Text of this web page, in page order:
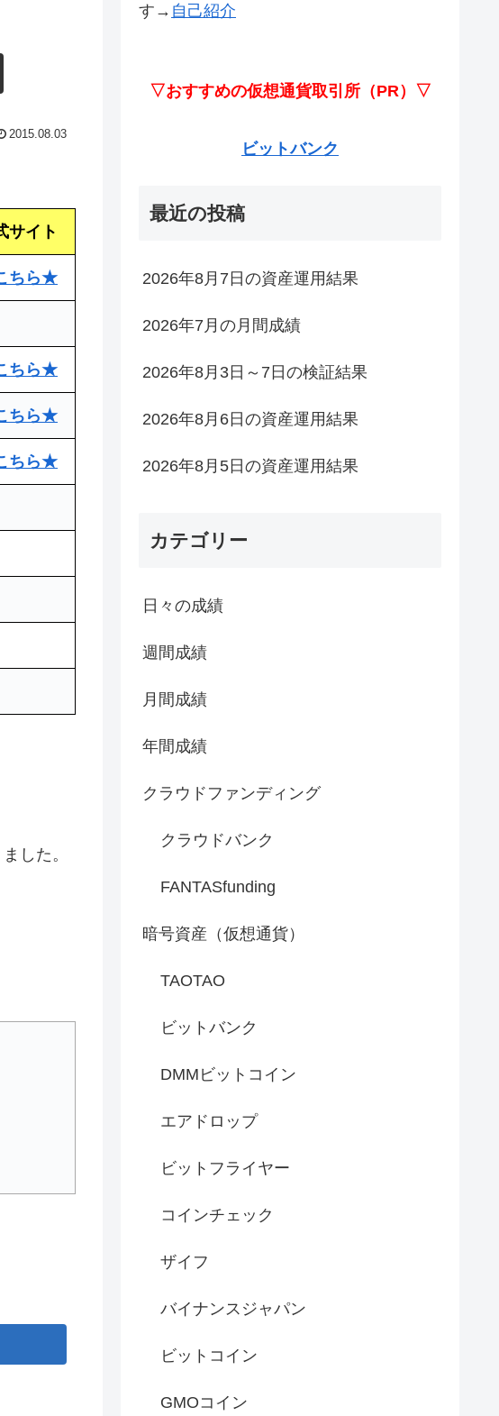
2015.08.03
サイト
ちら★
ちら★
ちら★
ちら★
した。
す→ 自己紹介
▽おすすめの仮想通貨取引所（PR）▽
ビットバンク
最近の投稿
2026年8月7日の資産運用結果
2026年7月の月間成績
2026年8月3日～7日の検証結果
2026年8月6日の資産運用結果
2026年8月5日の資産運用結果
カテゴリー
日々の成績
週間成績
月間成績
年間成績
クラウドファンディング
クラウドバンク
FANTASfunding
暗号資産（仮想通貨）
TAOTAO
ビットバンク
DMMビットコイン
エアドロップ
ビットフライヤー
コインチェック
ザイフ
バイナンスジャパン
ビットコイン
GMOコイン